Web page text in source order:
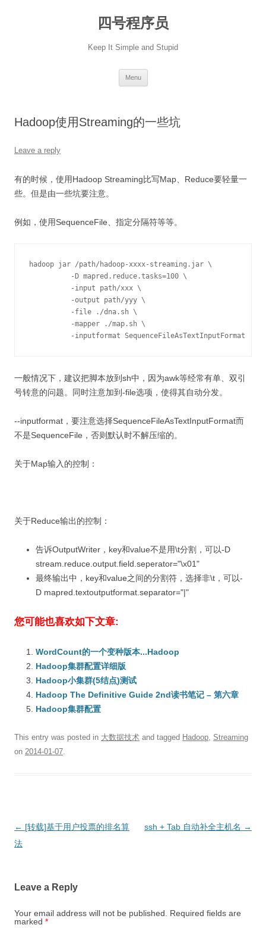
四号程序员
Keep It Simple and Stupid
Menu
Hadoop使用Streaming的一些坑
Leave a reply
有的时候，使用Hadoop Streaming比写Map、Reduce要轻量一
些。但是由一些坑要注意。
例如，使用SequenceFile、指定分隔符等等。
hadoop jar /path/hadoop-xxxx-streaming.jar \
          -D mapred.reduce.tasks=100 \
          -input path/xxx \
          -output path/yyy \
          -file ./dna.sh \
          -mapper ./map.sh \
          -inputformat SequenceFileAsTextInputFormat
一般情况下，建议把脚本放到sh中，因为awk等经常有单、双引
号转意的问题。同时注意加到-file选项，使得其自动分发。
--inputformat，要注意选择SequenceFileAsTextInputFormat而
不是SequenceFile，否则默认时不解压缩的。
关于Map输入的控制：
关于Reduce输出的控制：
告诉OutputWriter，key和value不是用\t分割，可以-D
stream.reduce.output.field.seperator="\x01"
最终输出中，key和value之间的分割符，选择非\t，可以-
D mapred.textoutputformat.separator="|"
您可能也喜欢如下文章:
WordCount的一个变种版本...Hadoop
Hadoop集群配置详细版
Hadoop小集群(5结点)测试
Hadoop The Definitive Guide 2nd读书笔记 – 第六章
Hadoop集群配置
This entry was posted in 大数据技术 and tagged Hadoop, Streaming
on 2014-01-07.
Post
navigation
← [转载]基于用户投票的排名算
法
ssh + Tab 自动补全主机名 →
Leave a Reply
Your email address will not be published.
Required fields are
marked *